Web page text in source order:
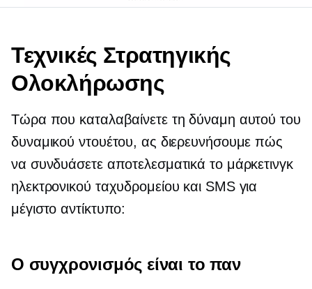
Τεχνικές Στρατηγικής
Ολοκλήρωσης
Τώρα που καταλαβαίνετε τη δύναμη αυτού του
δυναμικού ντουέτου, ας διερευνήσουμε πώς
να συνδυάσετε αποτελεσματικά το μάρκετινγκ
ηλεκτρονικού ταχυδρομείου και SMS για
μέγιστο αντίκτυπο:
Ο συγχρονισμός είναι το παν